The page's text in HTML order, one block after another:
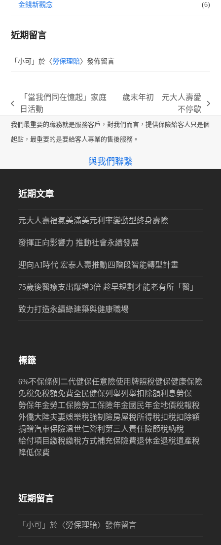
金錢新觀念 (6)
近期留言
「小可 」於〈勞保理賠〉發佈留言
previous
post:
「當我們同在憶起」家庭
日活動
post:
歲末年初 元大人壽愛
不停歇
我們最重要的職務就是服務客戶，對我們而言，提供保險給客人只是個
起點，最重要的是要給客人專業的售後服務。
與我們聯繫
近期文章
元大人壽福氣美滿美元利率變動型終身壽險
發揮正向影響力 推動社會永續發展
迎向AI時代 宏泰人壽推動四階段智能轉型計畫
75歲後醫療支出爆增3倍 趁早規劃才能老有所「醫」
致力打造永續綠建築與健康職場
標籤
6%不保條例 二代健保任意險使用牌照稅健保健康保險
免稅免稅額免費全民健保列舉列舉扣除額利息勞保
勞保年金勞工保險勞工保險年金國民年金地價稅報稅
外僑大陸夫妻娛樂稅強制險房屋稅所得稅扣稅扣除額
捐贈汽車保險溫世仁營利 第三人責任險節稅納稅
給付項目繳稅繳稅方式補充保險費退休金退稅遺產稅
降低保費
近期留言
「小可 」於〈勞保理賠〉發佈留言